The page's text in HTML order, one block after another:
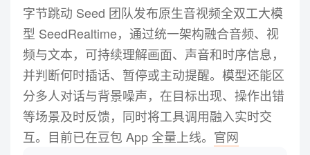
字节跳动 Seed 团队发布原生音视频全双工大模
型 SeedRealtime，通过统一架构融合音频、视
频与文本，可持续理解画面、声音和时序信息，
并判断何时插话、暂停或主动提醒。模型还能区
分多人对话与背景噪声，在目标出现、操作出错
等场景及时反馈，同时将工具调用融入实时交
互。目前已在豆包 App 全量上线。 官网